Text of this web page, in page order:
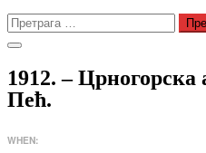
Претрага
за:
1912. – Црногорска
Пећ.
WHEN: